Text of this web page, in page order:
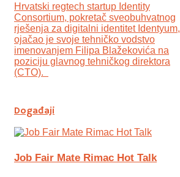
Hrvatski regtech startup Identity
Consortium, pokretač sveobuhvatnog
rješenja za digitalni identitet Identyum,
ojаčao je svoje tehničko vodstvo
imenovanjem Filipa Blažekovića na
poziciju glavnog tehničkog direktora
(CTO).
Događaji
Job Fair Mate Rimac Hot Talk